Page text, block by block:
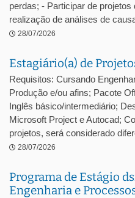
perdas; - Participar de
realização de análises de
28/07/2026
Estagiário(a) de
Requisitos: Cursando
Produção e/ou afins; Pacote
Inglês básico/intermediário;
Microsoft Project e Autocad;
projetos, será considerado
28/07/2026
Programa de Estágio
Engenharia e